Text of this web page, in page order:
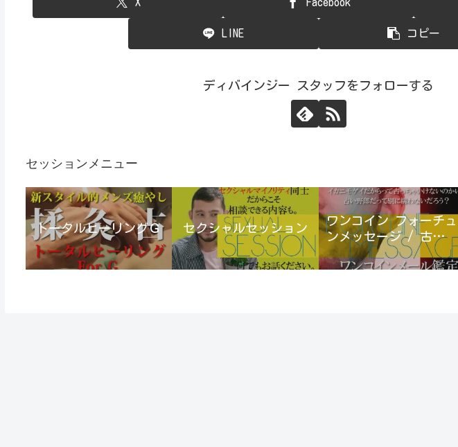
X Facebook
LINE コピー
ディバインジー スタッフをフォローする
セッションメニュー
トータルヒーリングＧ セクシャルセッション
ワンコイン フォーチュ
ンメッセージ / 古宮優
雨